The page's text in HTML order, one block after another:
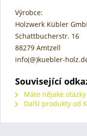
Výrobce:
Holzwerk Kübler
Schattbucherstr. 16
88279 Amtzell
info(@)kuebler-
Související
Máte nějaké
Další produkty od